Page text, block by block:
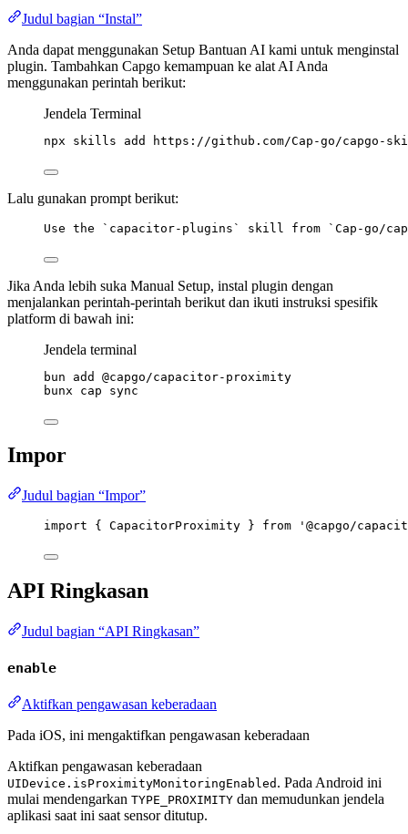
Judul bagian “Instal”
Anda dapat menggunakan Setup Bantuan AI kami untuk menginstal
plugin. Tambahkan Capgo kemampuan ke alat AI Anda
menggunakan perintah berikut:
Jendela Terminal
npx skills add https://github.com/Cap-go/capgo-
Lalu gunakan prompt berikut:
Use the `capacitor-plugins` skill from `Cap-go/
Jika Anda lebih suka Manual Setup, instal plugin dengan
menjalankan perintah-perintah berikut dan ikuti instruksi spesifik
platform di bawah ini:
Jendela terminal
bun add
@capgo/capacitor-proximity
bunx
cap sync
Impor
Judul bagian “Impor”
import { CapacitorProximity } from '@capgo/
API Ringkasan
Judul bagian “API Ringkasan”
enable
Aktifkan pengawasan keberadaan
Pada iOS, ini mengaktifkan pengawasan keberadaan
Aktifkan pengawasan keberadaan
UIDevice.isProximityMonitoringEnabled . Pada Android ini
mulai mendengarkan TYPE_PROXIMITY dan memudunkan jendela
aplikasi saat ini saat sensor ditutup.